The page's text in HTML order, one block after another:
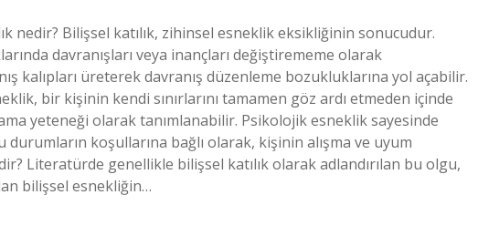
nedir? Bilişsel katılık, zihinsel esneklik eksikliğinin sonucudur.
davranışları veya inançları değiştirememe olarak
kalıpları üreterek davranış düzenleme bozukluklarına yol açabilir.
bir kişinin kendi sınırlarını tamamen göz ardı etmeden içinde
yeteneği olarak tanımlanabilir. Psikolojik esneklik sayesinde
koşullarına bağlı olarak, kişinin alışma ve uyum
Literatürde genellikle bilişsel katılık olarak adlandırılan bu olgu,
bilişsel esnekliğin…